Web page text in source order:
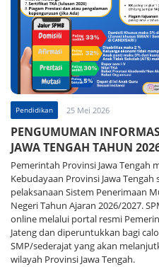
Pendidikan 25 Mei 2026
PENGUMUMAN
JAWA TENGAH TAHUN
Pemerintah Provinsi Jawa Tengah
Kebudayaan Provinsi Jawa
pelaksanaan Sistem Penerimaan
Negeri Tahun Ajaran 2026/2027.
online melalui portal resmi
Jateng dan diperuntukkan bagi
SMP/sederajat yang akan
wilayah Provinsi Jawa Tengah.